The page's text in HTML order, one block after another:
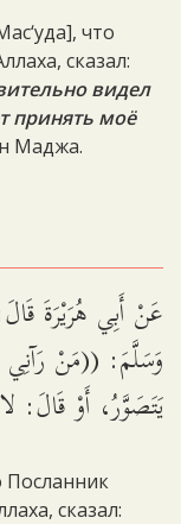
что
сказал:
видел
принять моё
Маджа.
عَنْ أَبِي هُرَيْرَةَ
وَسَلَّمَ: ((مَنْ رَآنِي
يَتَصَوَّرُ، أَوْ قَالَ:
Посланник
сказал: